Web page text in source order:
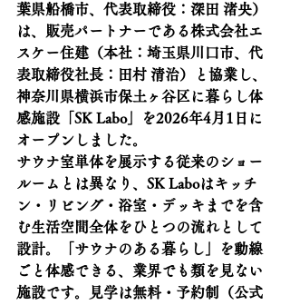
葉県船橋市、代表取締役：深田 渚央）
は、販売パートナーである株式会社エ
スケー住建（本社：埼玉県川口市、代
表取締役社長：田村 清治）と協業し、
神奈川県横浜市保土ヶ谷区に暮らし体
感施設「SK Labo」を2026年4月1日に
オープンしました。
サウナ室単体を展示する従来のショー
ルームとは異なり、SK Laboはキッチ
ン・リビング・浴室・デッキまでを含
む生活空間全体をひとつの流れとして
設計。「サウナのある暮らし」を動線
ごと体感できる、業界でも類を見ない
施設です。見学は無料・予約制（公式